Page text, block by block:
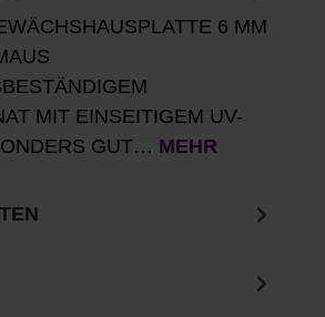
6 MM
MIT EINSEITIGEM UV-
GUT… MEHR